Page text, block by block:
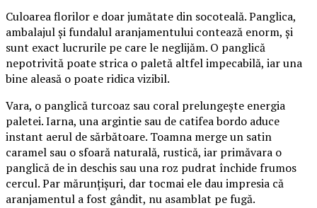
Culoarea florilor e doar jumătate din socoteală. Panglica,
ambalajul și fundalul aranjamentului contează enorm, și
sunt exact lucrurile pe care le neglijăm. O panglică
nepotrivită poate strica o paletă altfel impecabilă, iar una
bine aleasă o poate ridica vizibil.
Vara, o panglică turcoaz sau coral prelungește energia
paletei. Iarna, una argintie sau de catifea bordo aduce
instant aerul de sărbătoare. Toamna merge un satin
caramel sau o sfoară naturală, rustică, iar primăvara o
panglică de in deschis sau una roz pudrat închide frumos
cercul. Par mărunțișuri, dar tocmai ele dau impresia că
aranjamentul a fost gândit, nu asamblat pe fugă.